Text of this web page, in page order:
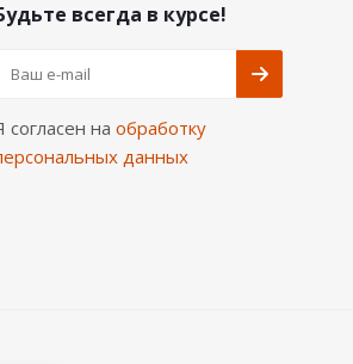
всегда в курсе!
согласен на обработку
данных